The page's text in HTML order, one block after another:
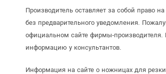
Производитель оставляет за собой право
без предварительного уведомления.
официальном сайте фирмы-производителя.
информацию у консультантов.
Информация на сайте о ножницах для